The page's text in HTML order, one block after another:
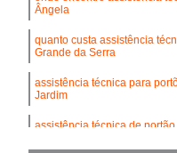
Ângela
quanto custa assistência
Grande da Serra
assistência técnica para
Jardim
assistência técnica de